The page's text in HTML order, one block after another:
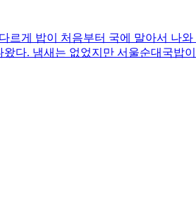
게 밥이 처음부터 국에 말아서 나
다. 냄새는 없었지만 서울순대국밥